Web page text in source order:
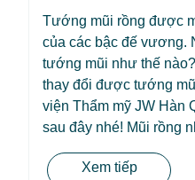
Tướng mũi rồng được
của các bậc đế vương.
tướng mũi như thế
thay đổi được tướng
viện Thẩm mỹ JW Hàn
sau đây nhé! Mũi rồng
Xem tiếp